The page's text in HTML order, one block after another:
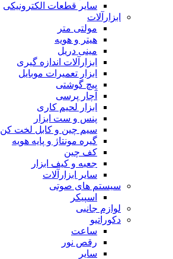
سایر قطعات الکترونیکی
ابزارآلات
مولتی متر
هیتر و هویه
مینی دریل
ابزارآلات اندازه گیری
ابزار تعمیرات موبایل
پیچ گوشتی
آچار پرسی
ابزار لحیم کاری
پنس و ست ابزار
سیم چین و کابل لخت کن
گیره مونتاژ و پایه هویه
کف چین
جعبه و کیف ابزار
سایر ابزارآلات
سیستم های صوتی
اسپیکر
لوازم جانبی
دکوراتیو
ساعت
رقص نور
سایر